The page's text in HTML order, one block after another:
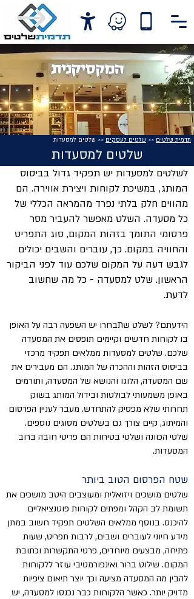
תדמית שלטים >> שלטים לעסקים >> שלטים למסעדות
שלטים למסעדות
לשלטים למסעדות יש תפקיד גדול בביסוס
המותג, במשיכת לקוחות ויצירת אווירה. הם
מהווים חלק בלתי נפרד מהמראה הכללי של
כל מסעדה. השלט מאפשר להעביר מסר
פרסומי התומך בזהות המקום, סוג התפריט
והחוויה במקום. כך, עוברים והשבים יכולים
לגבש דעה על המקום שלכם עוד לפני הביקור
הראשון. שלט למסעדה - כל מה שחשוב
לדעת.
הידעתם? לשלט שתבחרו יש השפעה רבה על האופן
בו לקוחות חדשים וקיימים תופסים את המסעדה
שלכם. שלטים למסעדות ממלאים תפקיד מרכזי
בביסוס הזהות וההכרה של המותג. הם מעבירים את
שם המסעדה, הלוגו והנושא של המסעדה, ותורמים
באופן משמעותי לבולטות ובידול המותג בשוק
תחרותי שלא מפסיק להתחדש. מעבר לעניין הפרסום
והמיתוג, קיים צורך גם בשלטים מסוגים נוספים.
שלטי הכוונה ושלטי בטיחות הם פריטי חובה ברוב
המסעדות.
שטח הפרסום הטוב ביותר
שלטים מושכים ויזואלית ומעוצבים היטב מושכים את
תשומת לב הקהל ומפתים לקוחות פוטנציאליים
להיכנס. בנוסף ממלאים השלטים תפקיד חשוב במתן
מידע חיוני לעוברים ושבים, לרבות תפריט, שעות
פתיחה, מבצעים מיוחדים, פרטי התקשרות וכתובת
המקום. שילוט ברור ואינפורמטיבי עוזר ללקוחות
להבין מה המסעדה מציעה וכך יוצר תיאום ציפיות
מדויק יותר. כאשר הלקוחות כבר נכנסו למסעדה, יש